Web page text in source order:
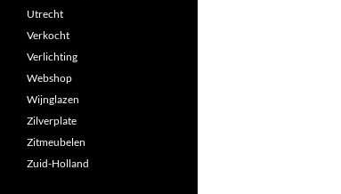
Utrecht
Verkocht
Verlichting
Webshop
Wijnglazen
Zilverplate
Zitmeubelen
Zuid-Holland